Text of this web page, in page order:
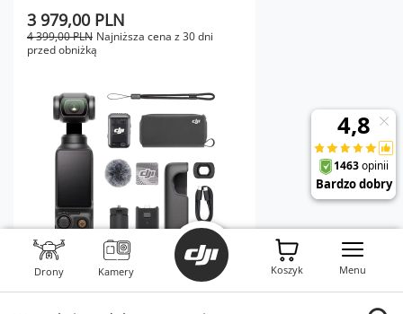
Drony Kamery Koszyk Menu
4 399,00 PLN Najniższa cena z 30 dni
przed obniżką
3 979,00 PLN
Kamera DJI Osmo Pocket 3 Creator Combo